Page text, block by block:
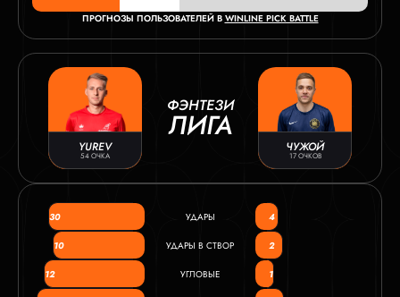
ПРОГНОЗЫ ПОЛЬЗОВАТЕЛЕЙ В WINLINE PICK BATTLE
YUREV
54 ОЧКА
ФЭНТЕЗИ
ЛИГА
ЧУЖОЙ
17 ОЧКОВ
30 УДАРЫ 4
10 УДАРЫ В СТВОР 2
12 УГЛОВЫЕ 1